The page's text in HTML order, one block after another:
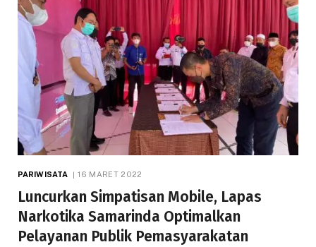
PARIWISATA 16 MARET 2022
Luncurkan Simpatisan Mobile, Lapas
Narkotika Samarinda Optimalkan
Pelayanan Publik Pemasyarakatan